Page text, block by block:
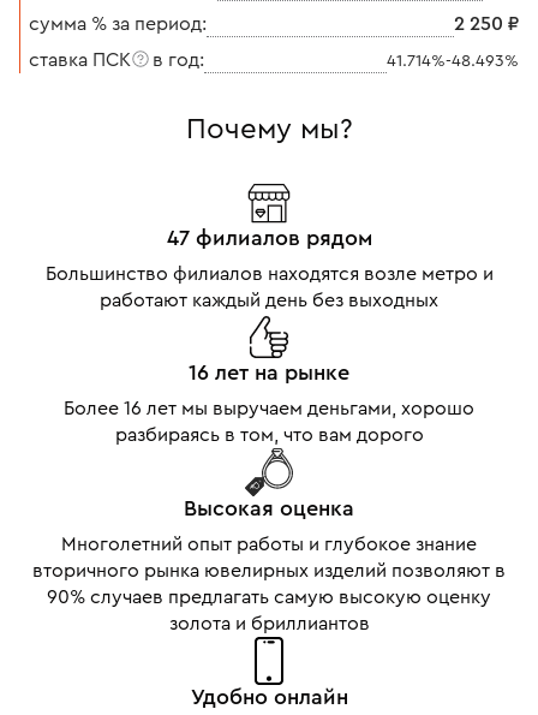
сумма % за период:
2 250 ₽
ставка ПСК
в год: 41.714%-48.493%
Почему мы?
47 филиалов рядом
Большинство филиалов находятся возле метро и
работают каждый день без выходных
16 лет на рынке
Более 16 лет мы выручаем деньгами, хорошо
разбираясь в том, что вам дорого
Высокая оценка
Многолетний опыт работы и глубокое знание
вторичного рынка ювелирных изделий позволяют в
90% случаев предлагать самую высокую оценку
золота и бриллиантов
Удобно онлайн